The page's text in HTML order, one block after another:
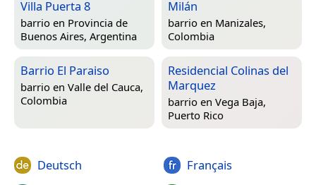
Villa Puerta 8
barrio en Provincia de
Buenos Aires, Argentina
Milán
barrio en Manizales,
Colombia
Barrio El Paraiso
barrio en Valle del Cauca,
Colombia
Residencial Colinas del
Marquez
barrio en Vega Baja,
Puerto Rico
Deutsch
Français